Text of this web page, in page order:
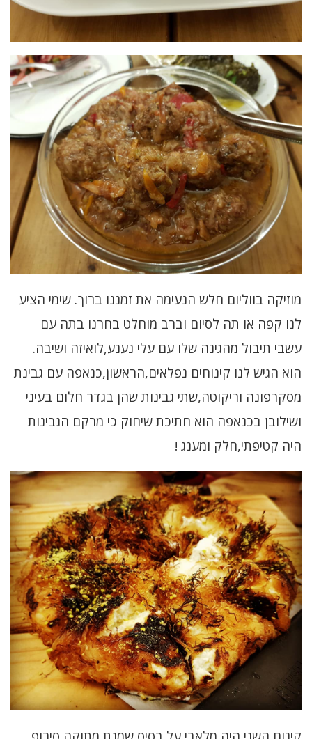
מוזיקה בווליום חלש הנעימה את זמננו ברוך. שימי הציע
לנו קפה או תה לסיום וברב מוחלט בחרנו בתה עם
עשבי תיבול מהגינה שלו עם עלי נענע,לואיזה ושיבה.
הוא הגיש לנו קינוחים נפלאים,הראשון,כנאפה עם גבינת
מסקרפונה וריקוטה,שתי גבינות שהן בגדר חלום בעיני
ושילובן בכנאפה הוא חתיכת שיחוק כי מרקם הגבינות
היה קטיפתי,חלק ומענג !